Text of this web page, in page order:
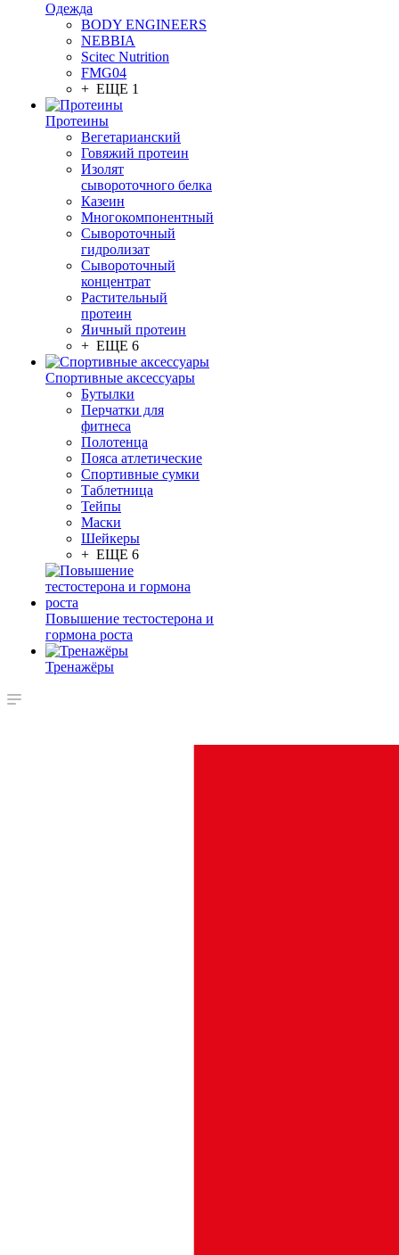
Одежда
BODY ENGINEERS
NEBBIA
Scitec Nutrition
FMG04
+ ЕЩЕ 1
Протеины
Вегетарианский
Говяжий протеин
Изолят
сывороточного белка
Казеин
Многокомпонентный
Сывороточный
гидролизат
Сывороточный
концентрат
Растительный
протеин
Яичный протеин
+ ЕЩЕ 6
Спортивные аксессуары
Бутылки
Перчатки для
фитнеса
Полотенца
Пояса атлетические
Спортивные сумки
Таблетница
Тейпы
Маски
Шейкеры
+ ЕЩЕ 6
Повышение тестостерона и
гормона роста
Тренажёры